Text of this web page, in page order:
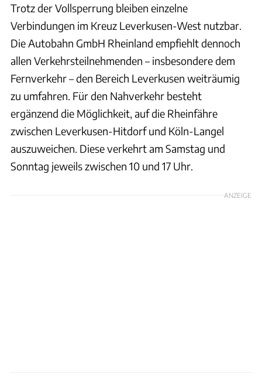
Trotz der Vollsperrung bleiben einzelne
Verbindungen im Kreuz Leverkusen-West nutzbar.
Die Autobahn GmbH Rheinland empfiehlt dennoch
allen Verkehrsteilnehmenden – insbesondere dem
Fernverkehr – den Bereich Leverkusen weiträumig
zu umfahren. Für den Nahverkehr besteht
ergänzend die Möglichkeit, auf die Rheinfähre
zwischen Leverkusen-Hitdorf und Köln-Langel
auszuweichen. Diese verkehrt am Samstag und
Sonntag jeweils zwischen 10 und 17 Uhr.
ANZEIGE